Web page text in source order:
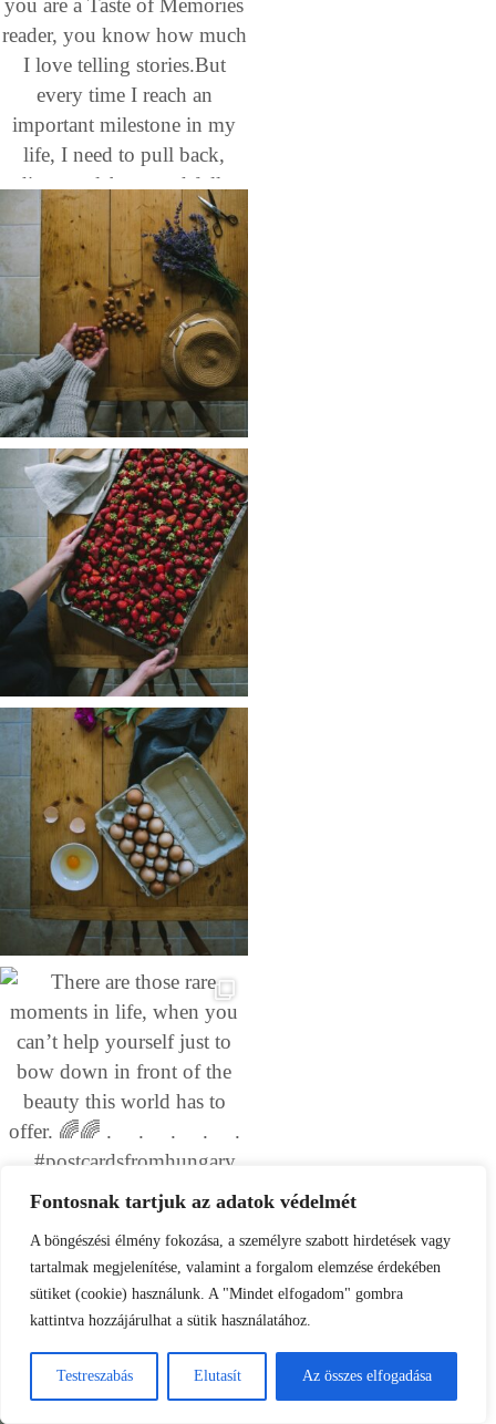
Fontosnak tartjuk az adatok védelmét
A böngészési élmény fokozása, a személyre szabott hirdetések vagy
tartalmak megjelenítése, valamint a forgalom elemzése érdekében
sütiket (cookie) használunk. A "Mindet elfogadom" gombra
kattintva hozzájárulhat a sütik használatához.
Testreszabás Elutasít Az összes elfogadása